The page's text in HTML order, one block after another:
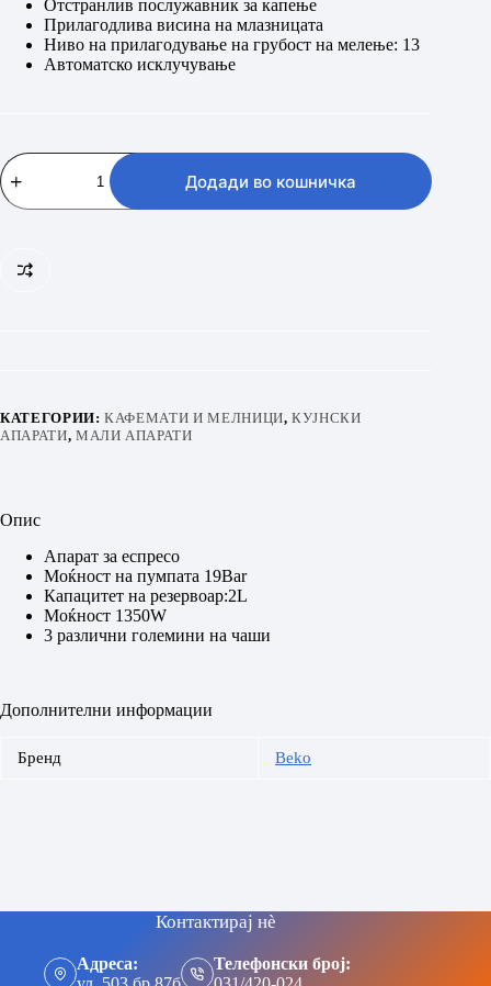
Отстранлив послужавник за капење
Прилагодлива висина на млазницата
Ниво на прилагодување на грубост на мелење: 13
Автоматско исклучување
BEKO
CEG
7302
Додади во кошничка
КАТЕГОРИИ:КАФЕМАТИ И МЕЛНИЦИ,КУЈНСКИ
АПАРАТИ, МАЛИ АПАРАТИ
Опис
Апарат за еспресо
Моќност на пумпата 19Bar
Капацитет на резервоар:2L
Моќност 1350W
3 различни големини на чаши
Дополнителни информации
Бренд Beko
Контактирај нè
Адреса:
Телефонски број: